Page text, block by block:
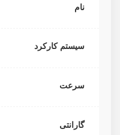
نام
سیستم کارکرد
سرعت
گارانتی